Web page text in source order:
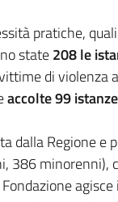
pratiche,
state208 le
di
accolte 99 istanze
dalla Regione e
386 minorenni),